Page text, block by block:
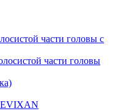
части головы с
части головы